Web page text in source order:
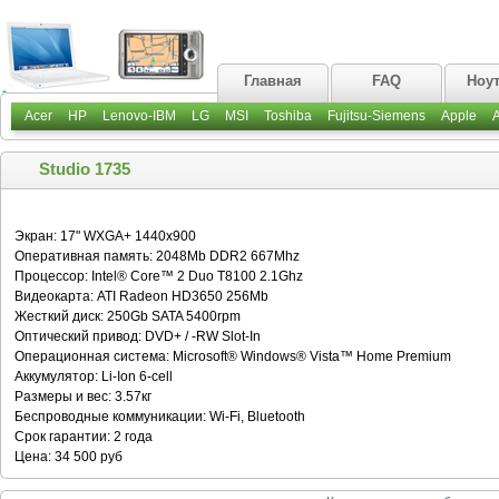
Главная FAQ
Acer HP Lenovo-IBM LG MSI Toshiba Fujitsu-Siemens Apple
Studio 1735
Экран: 17" WXGA+ 1440x900
Оперативная память: 2048Mb DDR2 667Mhz
Процессор: Intel® Core™ 2 Duo T8100 2.1Ghz
Видеокарта: ATI Radeon HD3650 256Mb
Жесткий диск: 250Gb SATA 5400rpm
Оптический привод: DVD+ / -RW Slot-In
Операционная система: Microsoft® Windows® Vista™ Home Premium
Аккумулятор: Li-Ion 6-cell
Размеры и вес: 3.57кг
Беспроводные коммуникации: Wi-Fi, Bluetooth
Срок гарантии: 2 года
Цена: 34 500 руб